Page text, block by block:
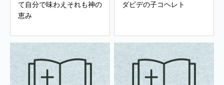
て自分で味わえそれも神の
恵み
ダビデの子コヘレト